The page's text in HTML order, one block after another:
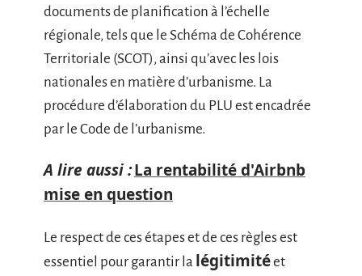
documents de planification à l’échelle
régionale, tels que le Schéma de Cohérence
Territoriale (SCOT), ainsi qu’avec les lois
nationales en matière d’urbanisme. La
procédure d’élaboration du PLU est encadrée
par le Code de l’urbanisme.
A lire aussi :La rentabilité d'Airbnb
mise en question
Le respect de ces étapes et de ces règles est
essentiel pour garantir la légitimitéet